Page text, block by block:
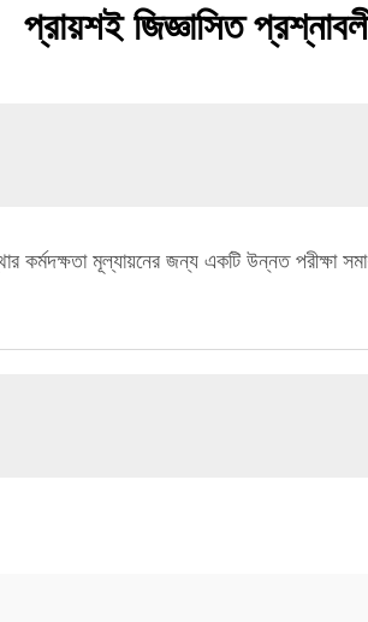
প্রায়শই জিজ্ঞাসিত
কর্মদক্ষতা মূল্যায়নের জন্য একটি উন্নত পরীক্ষা